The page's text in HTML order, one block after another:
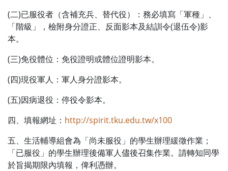
(二)已服役者（含補充兵、替代役）：務必填寫「軍種」、
「階級」，檢附身分證正、反面影本及結訓令(退伍令)影
本。
(三)免役體位：免役證明或體位證明影本。
(四)現役軍人：軍人身分證影本。
(五)因病退役：停役令影本。
四、填報網址： http://spirit.tku.edu.tw/x100
五、生活輔導組會為「尚未服役」的學生辦理緩徵作業；
「已服役」的學生辦理後備軍人儘後召集作業。請轉知同學
於旨揭期限內填報，俾利憑辦。